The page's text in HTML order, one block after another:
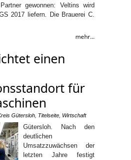
gewonnen: Veltins wird
2017 liefern. Die Brauerei C.
mehr...
einen
für
Gütersloh Titelseite Wirtschaft
Gütersloh. Nach den
deutlichen
Umsatzzuwächsen der
letzten Jahre festigt